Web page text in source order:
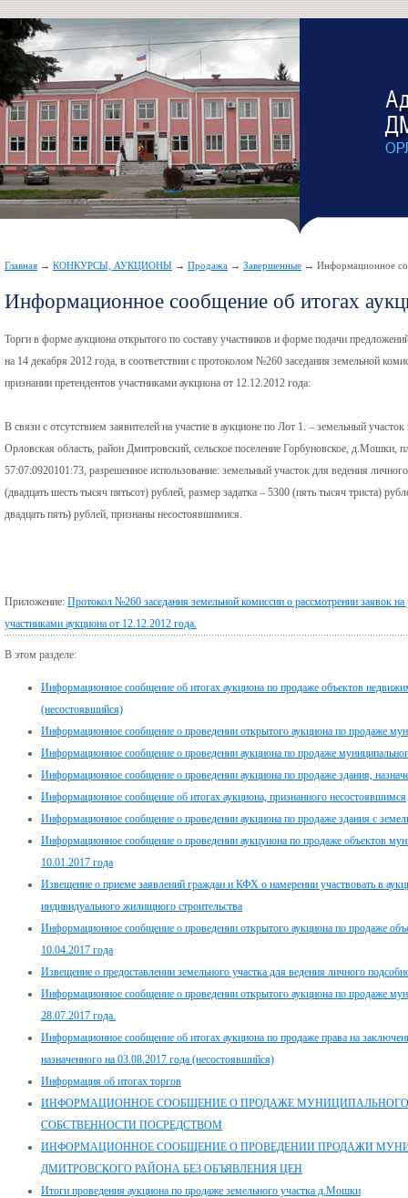
Главная → КОНКУРСЫ, АУКЦИОНЫ → Продажа → Завершенные → Информационное
Информационное сообщение об итогах
Торги в форме аукциона открытого по составу участников и форме подачи
на 14 декабря 2012 года, в соответствии с протоколом №260 заседания земельной
признании претендентов участниками аукциона от 12.12.2012 года:
В связи с отсутствием заявителей на участие в аукционе по Лот 1. – земельный
Орловская область, район Дмитровский, сельское поселение Горбуновское,
57:07:0920101:73, разрешенное использование: земельный участок для ведения
(двадцать шесть тысяч пятьсот) рублей, размер задатка – 5300 (пять тысяч триста)
двадцать пять) рублей, признаны несостоявшимися.
Приложение: Протокол №260 заседания земельной комиссии о рассмотрении заявок на
участниками аукциона от 12.12.2012 года.
В этом разделе:
Информационное сообщение об итогах аукциона по продаже объектов
(несостоявшийся)
Информационное сообщение о проведении открытого аукциона по продаже
Информационное сообщение о проведении аукциона по продаже
Информационное сообщение о проведении аукциона по продаже здания,
Информационное сообщение об итогах аукциона, признанного несостоявшимся
Информационное сообщение о проведении аукциона по продаже здания с
Информационное сообщение о проведении аукцуиона по продаже объектов
10.01.2017 года
Извещение о приеме заявлений граждан и КФХ о намерении участвовать в
индивидуального жилищного строительства
Информационное сообщение о проведении открытого аукциона по продаже
10.04.2017 года
Извещение о предоставлении земельного участка для ведения личного
Информационное сообщение о проведении открытого аукциона по продаже
28.07.2017 года.
Информационное сообщение об итогах аукциона по продаже права на
назначенного на 03.08.2017 года (несостоявшийся)
Информация об итогах торгов
ИНФОРМАЦИОННОЕ СООБЩЕНИЕ О ПРОДАЖЕ
СОБСТВЕННОСТИ ПОСРЕДСТВОМ
ИНФОРМАЦИОННОЕ СООБЩЕНИЕ О ПРОВЕДЕНИИ ПРОДАЖИ
ДМИТРОВСКОГО РАЙОНА БЕЗ ОБЪЯВЛЕНИЯ ЦЕН
Итоги проведения аукциона по продаже земельного участка д.Мошки